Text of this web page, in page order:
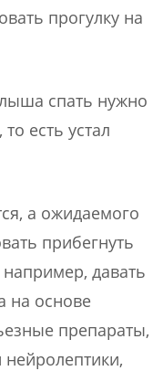
прогулку на
спать нужно
есть устал
а ожидаемого
прибегнуть
давать
на основе
препараты,
нейролептики,